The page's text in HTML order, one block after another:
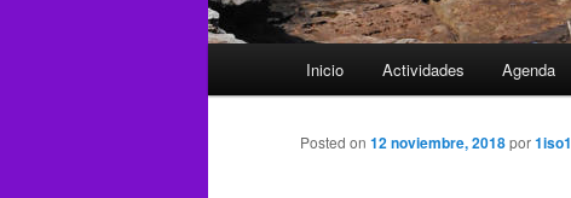
Inicio Actividades Agenda
Posted on 12 noviembre, 2018por1iso1